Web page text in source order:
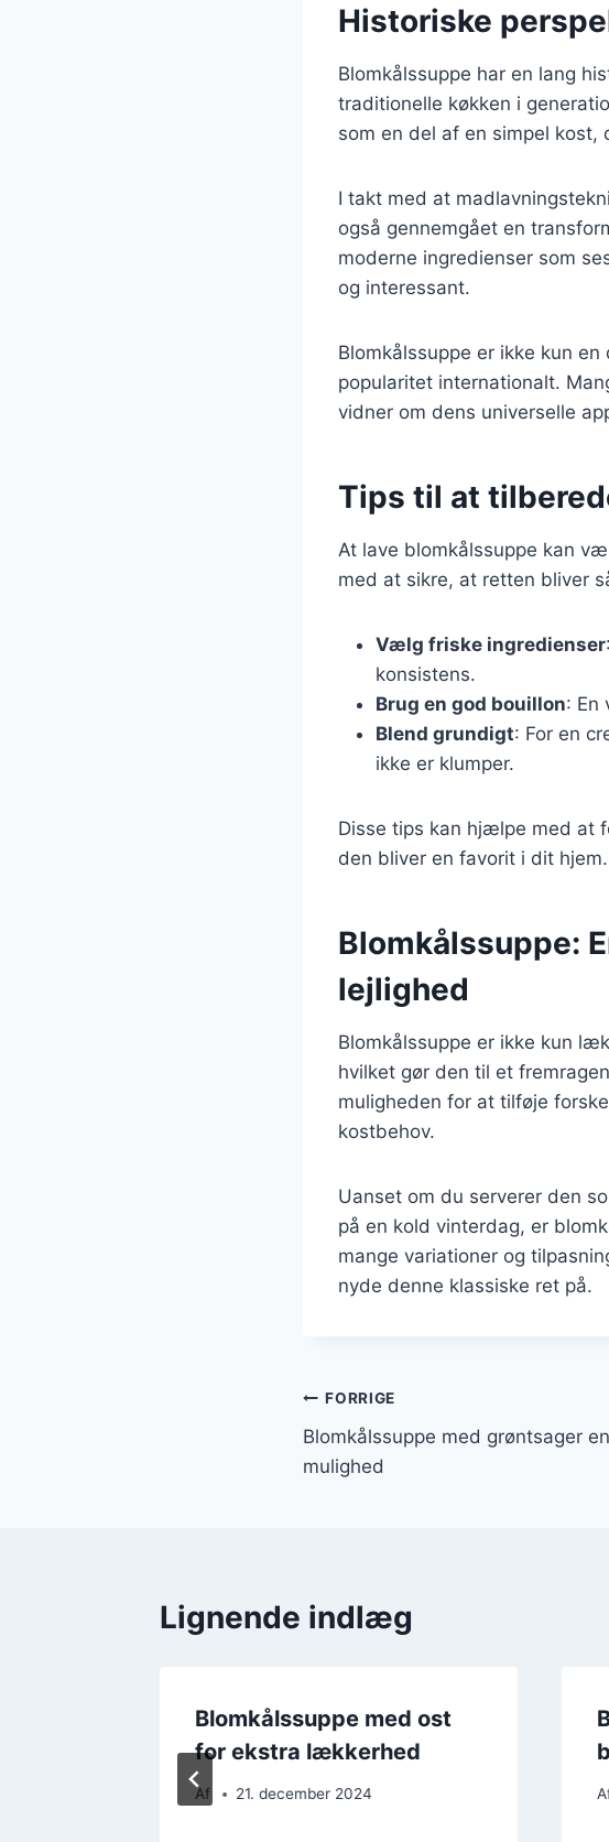
Historiske
Blomkålssuppe har en lang
traditionelle køkken i
som en del af en simpel
I takt med at
også gennemgået en
moderne ingredienser som
og interessant.
Blomkålssuppe er ikke kun
popularitet internationalt.
vidner om dens universelle
Tips til at
At lave blomkålssuppe kan
med at sikre, at retten bliver
Vælg friske ingredienser
konsistens.
Brug en god bouillon: En
Blend grundigt: For en
ikke er klumper.
Disse tips kan hjælpe med at
den bliver en favorit i dit hjem.
Blomkålssuppe:
lejlighed
Blomkålssuppe er ikke kun
hvilket gør den til et
muligheden for at tilføje
kostbehov.
Uanset om du serverer den
på en kold vinterdag, er
mange variationer og
nyde denne klassiske ret på.
Indlægsnavigation
FORRIGE
Blomkålssuppe med grøntsager
mulighed
Lignende indlæg
Blomkålssuppe med ost
for ekstra lækkerhed
Af 21. december 2024